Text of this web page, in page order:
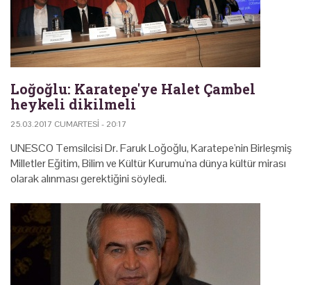
Loğoğlu: Karatepe'ye Halet Çambel
heykeli dikilmeli
25.03.2017 CUMARTESI - 20:17
UNESCO Temsilcisi Dr. Faruk Loğoğlu, Karatepe'nin Birleşmiş
Milletler Eğitim, Bilim ve Kültür Kurumu'na dünya kültür mirası
olarak alınması gerektiğini söyledi.